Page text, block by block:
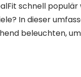
schnell
In dieser
beleuchten,